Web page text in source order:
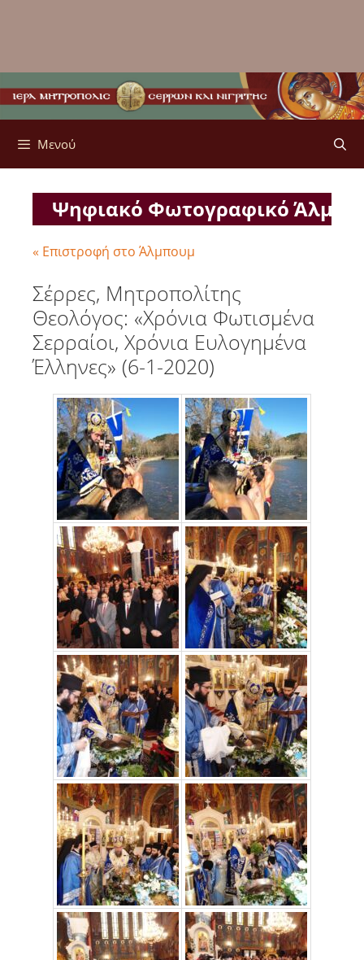
Μενού
Ψηφιακό Φωτογραφικό
« Επιστροφή στο Άλμπουμ
Σέρρες, Μητροπολίτης
Θεολόγος: «Χρόνια Φωτισμένα
Σερραίοι, Χρόνια Ευλογημένα
Έλληνες» (6-1-2020)